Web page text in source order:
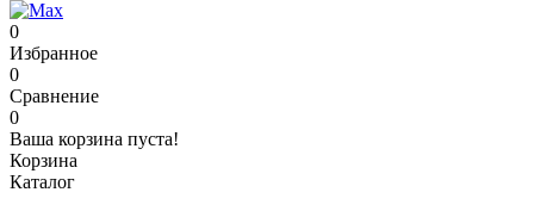
0
Избранное
0
Сравнение
0
Ваша корзина пуста!
Корзина
Каталог